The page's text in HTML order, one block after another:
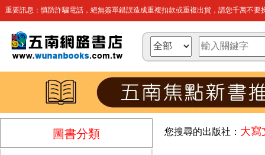
重要訊息：慎防詐騙電話，絕無簽單錯誤造成重複扣款或重複出貨，請您千萬不要
圖書分類 您搜尋的出版社： 大寫